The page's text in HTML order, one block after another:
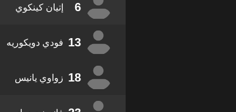
6 إتيان كينكوي
13 فودي دويكوريه
18 زواوي يانيس